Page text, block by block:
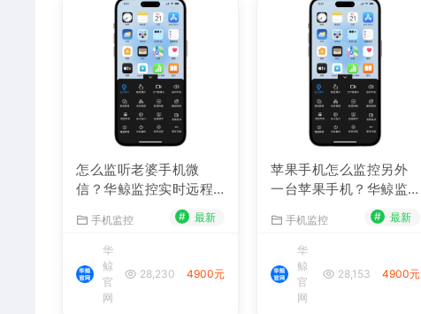
怎么监听老婆手机微
信？华鲸监控实时远程
查看微信聊天记录
手机监控 # 最新
华
鲸
官
网
28,230 4900元
苹果手机怎么监控另外
一台苹果手机？华鲸监
控跨设备实时同屏方案
手机监控 # 最新
华
鲸
官
网
28,153 4900元